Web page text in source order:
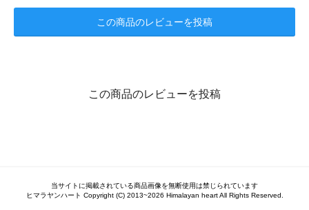
この商品のレビューを投稿
この商品のレビューを投稿
当サイトに掲載されている商品画像を無断使用は禁じられています
ヒマラヤンハート Copyright (C) 2013~2026 Himalayan heart All Rights Reserved.